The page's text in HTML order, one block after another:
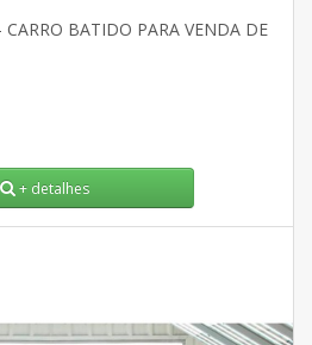
BATIDO PARA VENDA DE
+ detalhes